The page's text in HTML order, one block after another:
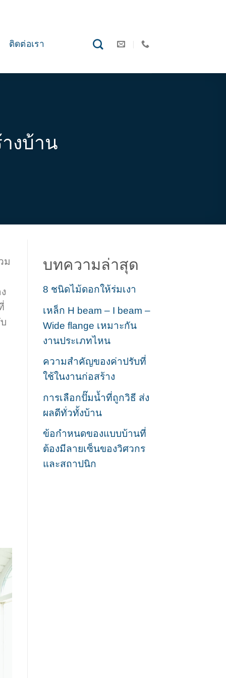
ติดต่อเรา
งบ้าน
ม บทความล่าสุด
8 ชนิดไม้ดอกให้ร่มเงา
เหล็ก H beam – I beam –
Wide flange เหมาะกัน
งานประเภทไหน
ความสำคัญของค่าปรับที่
ใช้ในงานก่อสร้าง
การเลือกปั๊มน้ำที่ถูกวิธี ส่ง
ผลดีทั่วทั้งบ้าน
ข้อกำหนดของแบบบ้านที่
ต้องมีลายเซ็นของวิศวกร
และสถาปนิก